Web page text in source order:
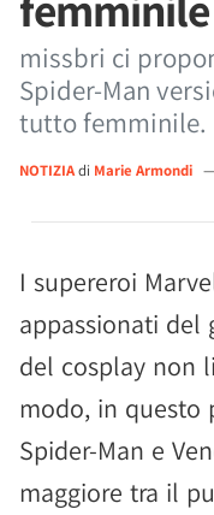
missbri ci
Spider-Man
tutto femminile.
NOTIZIAdi Marie Armondi
I supereroi
appassionati del
del cosplay non
modo, in questo
Spider-Man e
maggiore tra il